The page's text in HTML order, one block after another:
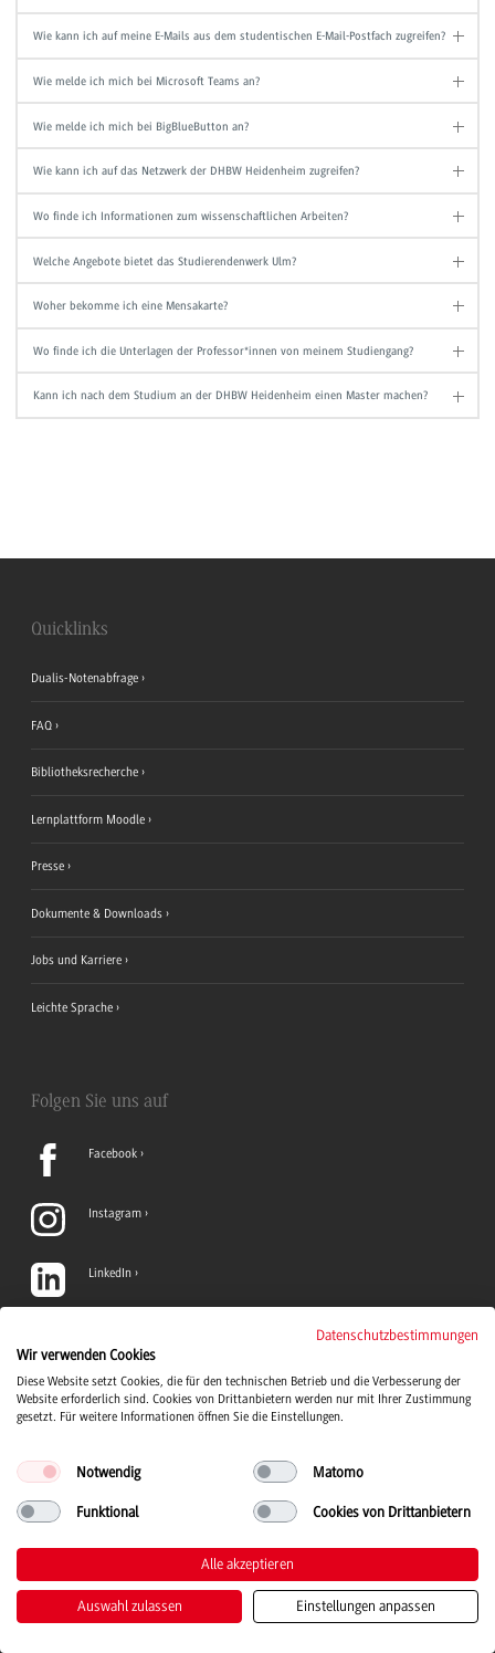
Wie kann ich auf meine E-Mails aus dem studentischen E-Mail-Postfach zugreifen?
Wie melde ich mich bei Microsoft Teams an?
Wie melde ich mich bei BigBlueButton an?
Wie kann ich auf das Netzwerk der DHBW Heidenheim zugreifen?
Wo finde ich Informationen zum wissenschaftlichen Arbeiten?
Welche Angebote bietet das Studierendenwerk Ulm?
Woher bekomme ich eine Mensakarte?
Wo finde ich die Unterlagen der Professor*innen von meinem Studiengang?
Kann ich nach dem Studium an der DHBW Heidenheim einen Master machen?
Quicklinks
Dualis-Notenabfrage
FAQ
Bibliotheksrecherche
Lernplattform Moodle
Presse
Dokumente & Downloads
Jobs und Karriere
Leichte Sprache
Folgen Sie uns auf
Facebook
Instagram
LinkedIn
YouTube
© 2026 Duale Hochschule Baden-Württemberg
Kontakt Impressum Barrierefreiheit
Datenschutzbestimmungen
Wir verwenden Cookies
Diese Website setzt Cookies, die für den technischen Betrieb und die Verbesserung der
Website erforderlich sind. Cookies von Drittanbietern werden nur mit Ihrer Zustimmung
gesetzt. Für weitere Informationen öffnen Sie die Einstellungen.
Notwendig Matomo
Funktional Cookies von Drittanbietern
Alle akzeptieren
Auswahl zulassen Einstellungen anpassen